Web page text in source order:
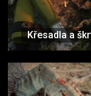
Křesadla a